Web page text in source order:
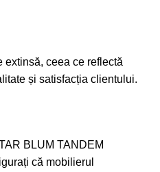
extinsă, ceea ce reflectă
și satisfacția clientului.
BLUM TANDEM
că mobilierul